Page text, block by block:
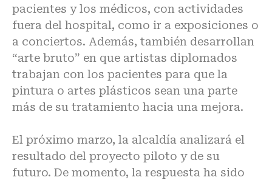
pacientes y los médicos, con actividades
fuera del hospital, como ir a exposiciones o
a conciertos. Además, también desarrollan
“arte bruto” en que artistas diplomados
trabajan con los pacientes para que la
pintura o artes plásticos sean una parte
más de su tratamiento hacia una mejora.
El próximo marzo, la alcaldía analizará el
resultado del proyecto piloto y de su
futuro. De momento, la respuesta ha sido